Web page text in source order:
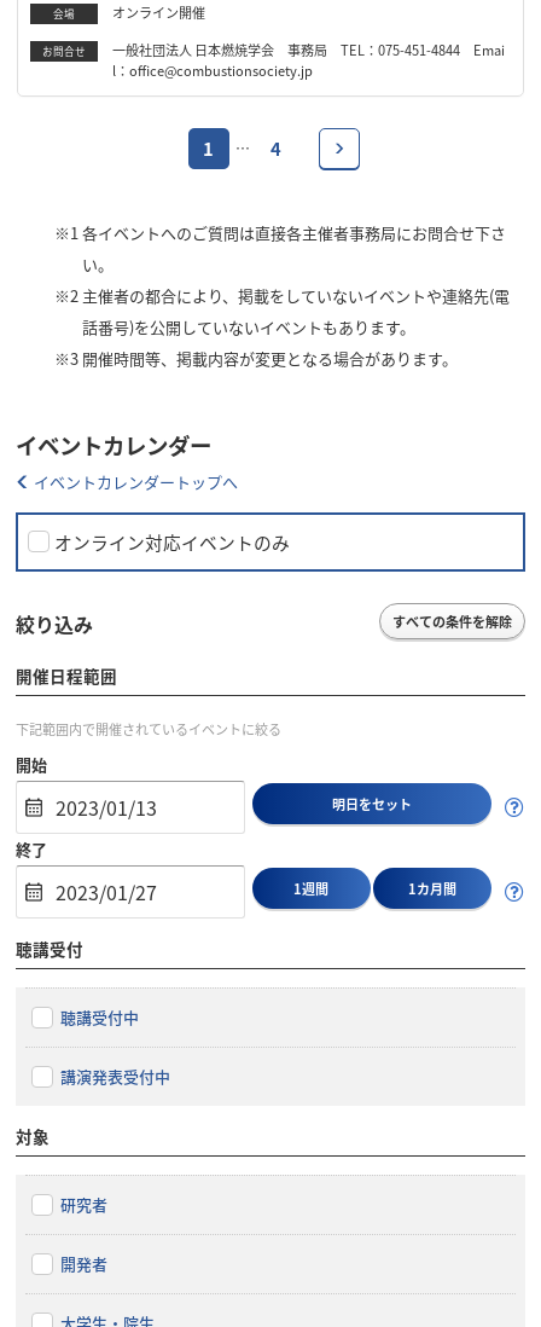
会場 オンライン開催
お問合せ
一般社団法人 日本燃焼学会 事務局 TEL：075-451-4844 Emai
l：office@combustionsociety.jp
1 … 4
※1 各イベントへのご質問は直接各主催者事務局にお問合せ下さ
い。
※2 主催者の都合により、掲載をしていないイベントや連絡先(電
話番号)を公開していないイベントもあります。
※3 開催時間等、掲載内容が変更となる場合があります。
イベントカレンダー
イベントカレンダートップへ
オンライン対応イベントのみ
絞り込み すべての条件を解除
開催日程範囲
下記範囲内で開催されているイベントに絞る
開始
明日をセット
終了
1週間 1カ月間
聴講受付
聴講受付中
講演発表受付中
対象
研究者
開発者
大学生・院生